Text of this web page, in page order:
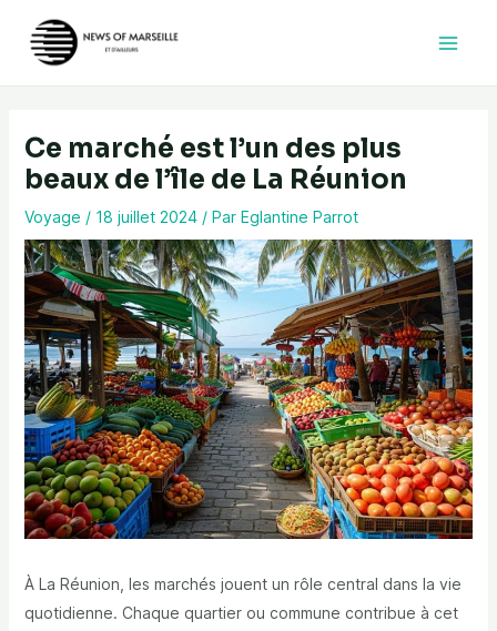
contenu
Ce marché est l’un des plus
beaux de l’île de La Réunion
Voyage / 18 juillet 2024 / Par Eglantine Parrot
À La Réunion, les marchés jouent un rôle central dans la vie
quotidienne. Chaque quartier ou commune contribue à cet